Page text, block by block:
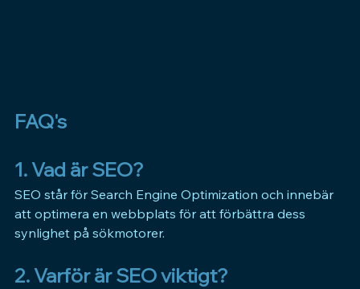
FAQ's
1. Vad är SEO?
SEO står för Search Engine Optimization och innebär
att optimera en webbplats för att förbättra dess
synlighet på sökmotorer.
2. Varför är SEO viktigt?